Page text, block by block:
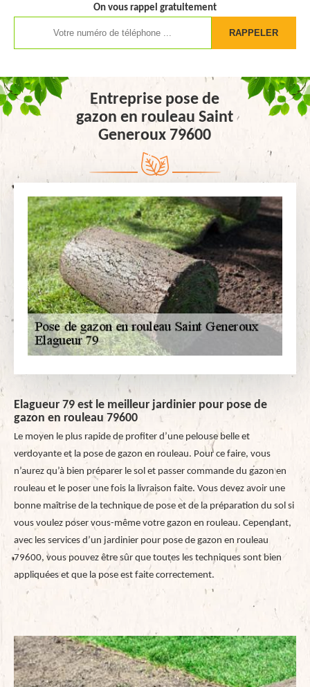
On vous rappel gratuitement
Entreprise pose de
gazon en rouleau Saint
Generoux 79600
Elagueur 79 est le meilleur jardinier pour pose de
gazon en rouleau 79600
Le moyen le plus rapide de profiter d’une pelouse belle et
verdoyante et la pose de gazon en rouleau. Pour ce faire, vous
n’aurez qu’à bien préparer le sol et passer commande du gazon en
rouleau et le poser une fois la livraison faite. Vous devez avoir une
bonne maîtrise de la technique de pose et de la préparation du sol si
vous voulez poser vous-même votre gazon en rouleau. Cependant,
avec les services d’un jardinier pour pose de gazon en rouleau
79600, vous pouvez être sûr que toutes les techniques sont bien
appliquées et que la pose est faite correctement.